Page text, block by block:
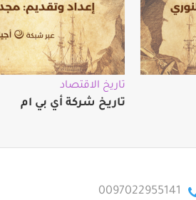
تاريخ الاقتصاد
تاريخ شركة أي بي ام
0097022955141